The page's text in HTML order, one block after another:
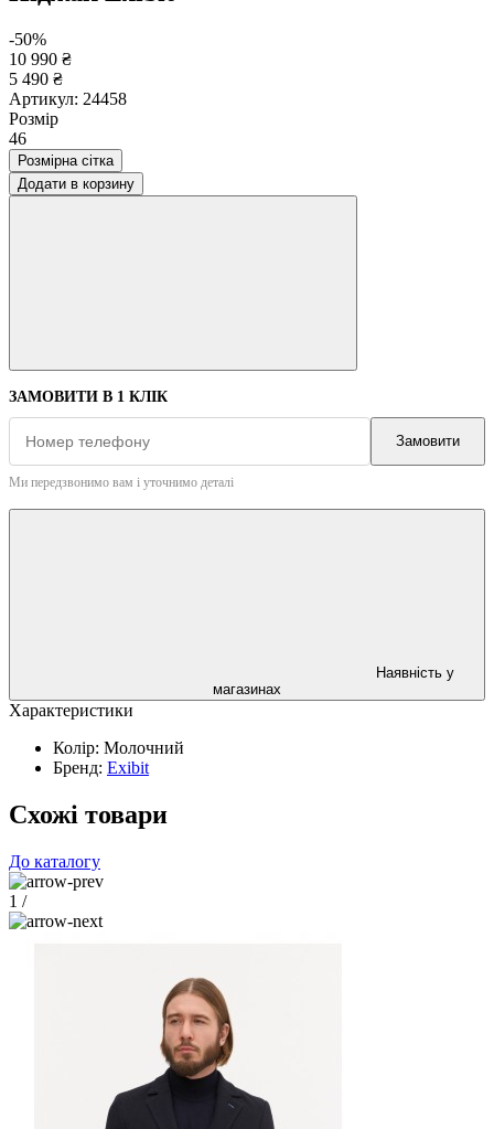
-50%
10 990 ₴
5 490 ₴
Артикул: 24458
Розмір
46
Розмірна сітка
Додати в корзину
ЗАМОВИТИ В 1 КЛІК
Замовити
Ми передзвонимо вам і уточнимо деталі
Наявність у
магазинах
Характеристики
Колір: Молочний
Бренд: Exibit
Схожі товари
До каталогу
1 /